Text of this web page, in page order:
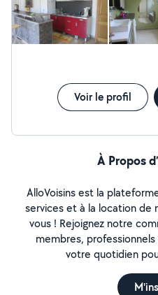
Voir le profil
À Propos
AlloVoisins est la
services et à la location de
vous ! Rejoignez notre
membres,
votre quotidien